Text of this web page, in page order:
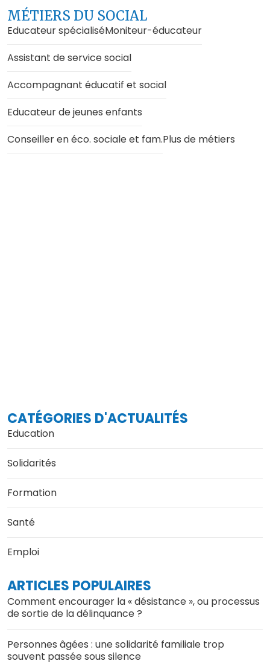
MÉTIERS DU SOCIAL
Educateur spécialiséMoniteur-éducateur
Assistant de service social
Accompagnant éducatif et social
Educateur de jeunes enfants
Conseiller en éco. sociale et fam.Plus de métiers
CATÉGORIES D'ACTUALITÉS
Education
Solidarités
Formation
Santé
Emploi
ARTICLES POPULAIRES
Comment encourager la « désistance », ou processus
de sortie de la délinquance ?
Personnes âgées : une solidarité familiale trop
souvent passée sous silence